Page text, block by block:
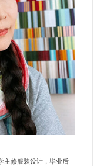
主修服装设计，毕业后